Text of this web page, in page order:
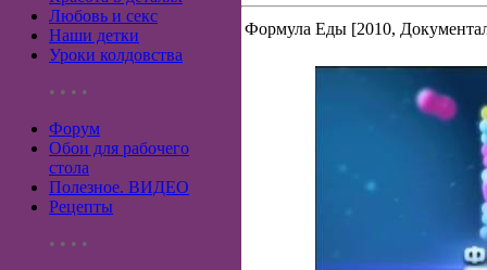
Любовь и секс
Наши детки
Уроки колдовства
• • • •
Форум
Обои для рабочего
стола
Полезное. ВИДЕО
Рецепты
• • • •
Формула Еды [2010,